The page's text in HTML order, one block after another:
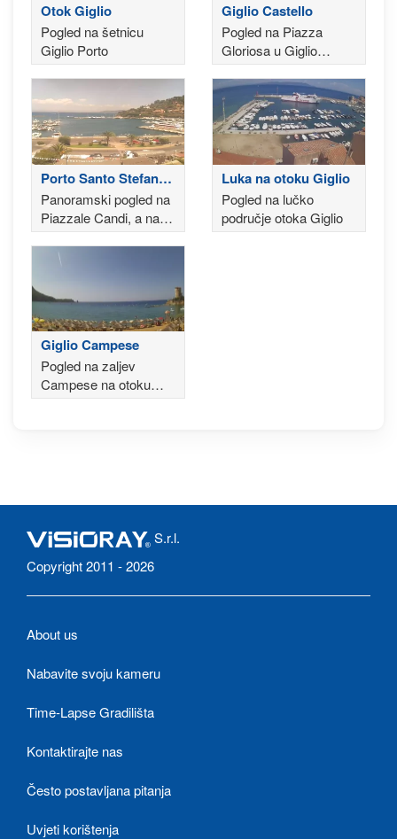
Otok Giglio
Pogled na šetnicu
Giglio Porto
Giglio Castello
Pogled na Piazza
Gloriosa u Giglio
Castello
Porto Santo Stefano -
Monte Argentario
Panoramski pogled na
Piazzale Candi, a na
trajektima
Luka na otoku Giglio
Pogled na lučko
područje otoka Giglio
Giglio Campese
Pogled na zaljev
Campese na otoku
Giglio
S.r.l.
Copyright 2011 - 2026
About us
Nabavite svoju kameru
Time-Lapse Gradilišta
Kontaktirajte nas
Često postavljana pitanja
Uvjeti korištenja